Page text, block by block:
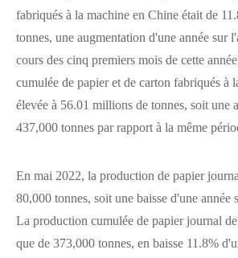
fabriqués à la machine en Chine était de
tonnes, une augmentation d'une année sur
cours des cinq premiers mois de cette
cumulée de papier et de carton fabriqués à
élevée à 56.01 millions de tonnes, soit une
437,000 tonnes par rapport à la même
En mai 2022, la production de papier
80,000 tonnes, soit une baisse d'une année
La production cumulée de papier journal
que de 373,000 tonnes, en baisse 11.8%